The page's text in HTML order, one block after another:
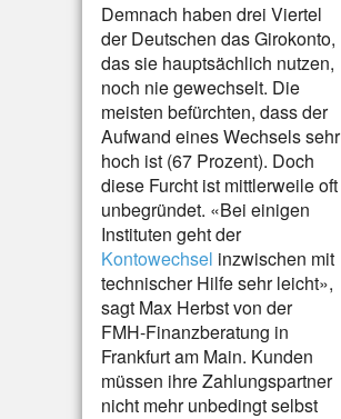
Demnach haben drei Viertel
der Deutschen das Girokonto,
das sie hauptsächlich nutzen,
noch nie gewechselt. Die
meisten befürchten, dass der
Aufwand eines Wechsels sehr
hoch ist (67 Prozent). Doch
diese Furcht ist mittlerweile oft
unbegründet. «Bei einigen
Instituten geht der
Kontowechsel inzwischen mit
technischer Hilfe sehr leicht»,
sagt Max Herbst von der
FMH-Finanzberatung in
Frankfurt am Main. Kunden
müssen ihre Zahlungspartner
nicht mehr unbedingt selbst